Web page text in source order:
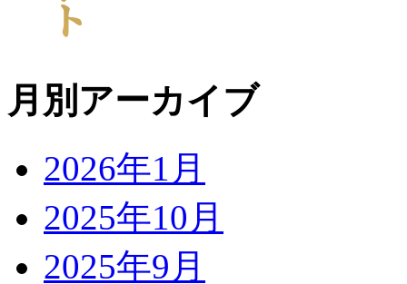
月別アーカイブ
2026年1月
2025年10月
2025年9月